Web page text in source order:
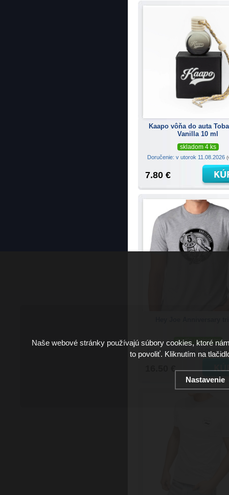
Kaapo vôňa do auta
Vanilla 10 ml
skladom 4 ks
Doručenie: v utorok 11.08.2026
7.80 €
podľa variantov
Doručenie: v utorok 11.08.2026
16.50 €
Naše webové stránky používajú súbory cookies, ktoré
to povoliť. Kliknutím na
Nastavenie